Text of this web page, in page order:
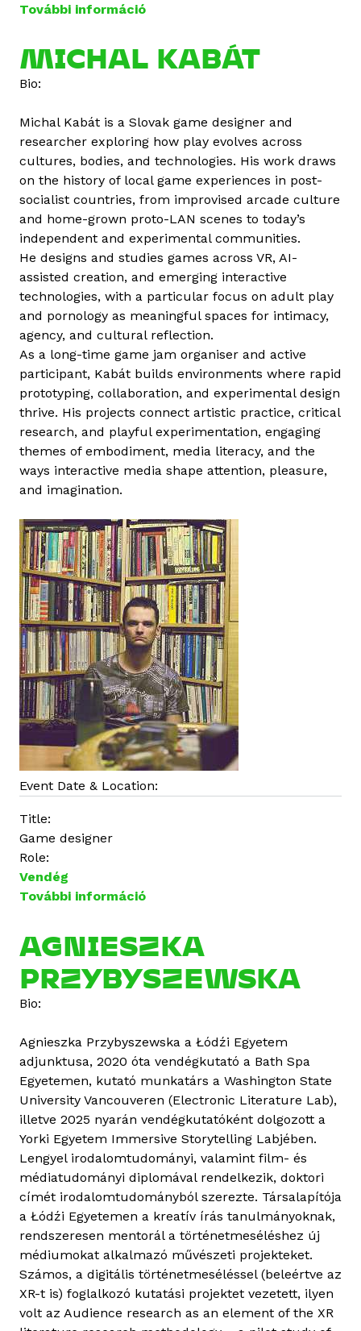
További információ
h
K
a
b
á
t
t
a
r
t
a
l
o
m
m
a
l
k
a
p
o
l
a
t
o
s
a
n
MICHAL KABÁT
Bio:
Michal Kabát is a Slovak game designer and
researcher exploring how play evolves across
cultures, bodies, and technologies. His work draws
on the history of local game experiences in post-
socialist countries, from improvised arcade culture
and home-grown proto-LAN scenes to today’s
independent and experimental communities.
He designs and studies games across VR, AI-
assisted creation, and emerging interactive
technologies, with a particular focus on adult play
and pornology as meaningful spaces for intimacy,
agency, and cultural reflection.
As a long-time game jam organiser and active
participant, Kabát builds environments where rapid
prototyping, collaboration, and experimental design
thrive. His projects connect artistic practice, critical
research, and playful experimentation, engaging
themes of embodiment, media literacy, and the
ways interactive media shape attention, pleasure,
and imagination.
Event Date & Location:
Title:
Game designer
Role:
Vendég
További információ
c
h
a
l
b
á
t
t
a
r
t
a
l
o
m
m
a
l
k
AGNIESZKA
PRZYBYSZEWSKA
Bio:
Agnieszka Przybyszewska a Łódźi Egyetem
adjunktusa, 2020 óta vendégkutató a Bath Spa
Egyetemen, kutató munkatárs a Washington State
University Vancouveren (Electronic Literature Lab),
illetve 2025 nyarán vendégkutatóként dolgozott a
Yorki Egyetem Immersive Storytelling Labjében.
Lengyel irodalomtudományi, valamint film- és
médiatudományi diplomával rendelkezik, doktori
címét irodalomtudományból szerezte. Társalapítója
a Łódźi Egyetemen a kreatív írás tanulmányoknak,
rendszeresen mentorál a történetmeséléshez új
médiumokat alkalmazó művészeti projekteket.
Számos, a digitális történetmeséléssel (beleértve az
XR-t is) foglalkozó kutatási projektet vezetett, ilyen
volt az Audience research as an element of the XR